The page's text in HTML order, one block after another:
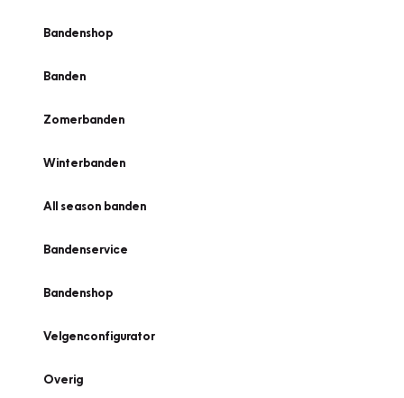
Bandenshop
Banden
Zomerbanden
Winterbanden
All season banden
Bandenservice
Bandenshop
Velgenconfigurator
Overig